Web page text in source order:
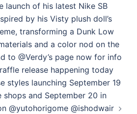
launch of his latest Nike SB
by his Visty plush doll’s
transforming a Dunk Low
and a color nod on the
to @Verdy’s page now for info
release happening today
styles launching September 19
shops and September 20 in
@yutohorigome @ishodwair